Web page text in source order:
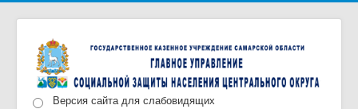
Версия сайта для слабовидящих